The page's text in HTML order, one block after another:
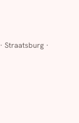
· Straatsburg ·